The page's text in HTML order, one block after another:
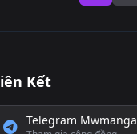
Kết
Telegram Mwmanga